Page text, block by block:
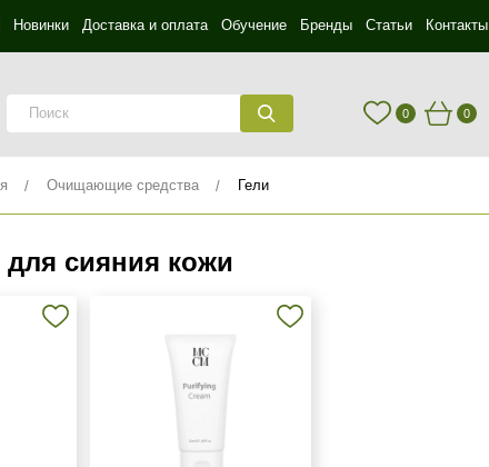
Новинки Доставка и оплата Обучение Бренды Статьи Контакты
0 0
Очищающие средства Гели
сияния кожи